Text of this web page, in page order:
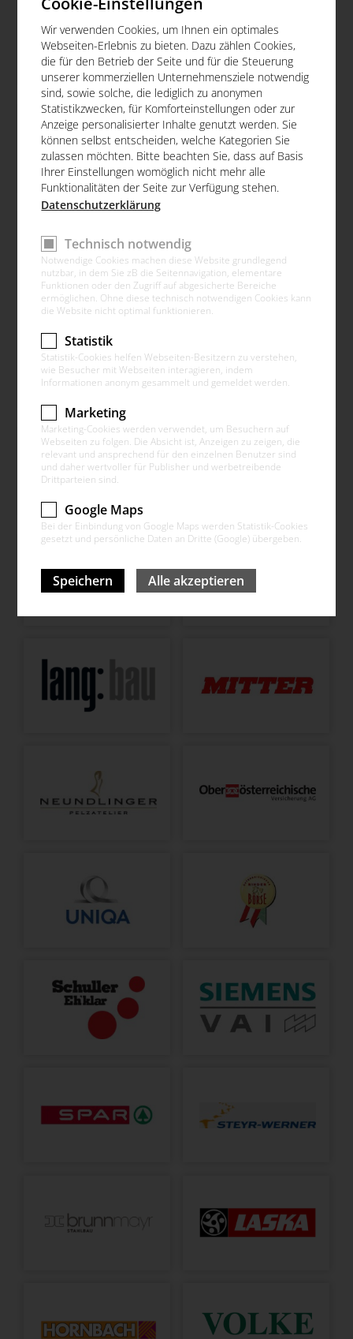
Wir verwenden Cookies, um Ihnen ein optimales
Webseiten-Erlebnis zu bieten. Dazu zählen Cookies,
die für den Betrieb der Seite und für die Steuerung
unserer kommerziellen Unternehmensziele notwendig
sind, sowie solche, die lediglich zu anonymen
Statistikzwecken, für Komforteinstellungen oder zur
Anzeige personalisierter Inhalte genutzt werden. Sie
können selbst entscheiden, welche Kategorien Sie
zulassen möchten. Bitte beachten Sie, dass auf Basis
Ihrer Einstellungen womöglich nicht mehr alle
Funktionalitäten der Seite zur Verfügung stehen.
Datenschutzerklärung
Technisch notwendig
Notwendige Cookies machen diese Website grundlegend
nutzbar, in dem Sie zB die Seitennavigation, elementare
Funktionen oder den Zugriff auf abgesicherte Bereiche
ermöglichen. Ohne diese technisch notwendigen Cookies kann
die Website nicht optimal funktionieren.
Statistik
Statistik-Cookies helfen Webseiten-Besitzern zu verstehen,
wie Besucher mit Webseiten interagieren, indem
Informationen anonym gesammelt und gemeldet werden.
Marketing
Marketing-Cookies werden verwendet, um Besuchern auf
Webseiten zu folgen. Die Absicht ist, Anzeigen zu zeigen, die
relevant und ansprechend für den einzelnen Benutzer sind
und daher wertvoller für Publisher und werbetreibende
Drittparteien sind.
Google Maps
Bei der Einbindung von Google Maps werden Statistik-Cookies
gesetzt und persönliche Daten an Dritte (Google) übergeben.
Speichern Alle akzeptieren